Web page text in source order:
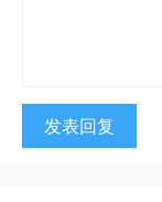
发表回复